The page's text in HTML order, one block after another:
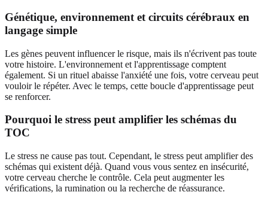
Génétique, environnement et circuits cérébraux en
langage simple
Les gènes peuvent influencer le risque, mais ils n'écrivent pas toute
votre histoire. L'environnement et l'apprentissage comptent
également. Si un rituel abaisse l'anxiété une fois, votre cerveau peut
vouloir le répéter. Avec le temps, cette boucle d'apprentissage peut
se renforcer.
Pourquoi le stress peut amplifier les schémas du
TOC
Le stress ne cause pas tout. Cependant, le stress peut amplifier des
schémas qui existent déjà. Quand vous vous sentez en insécurité,
votre cerveau cherche le contrôle. Cela peut augmenter les
vérifications, la rumination ou la recherche de réassurance.